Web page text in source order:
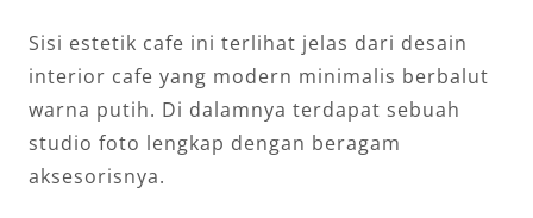
Sisi estetik cafe ini terlihat jelas dari desain
interior cafe yang modern minimalis berbalut
warna putih. Di dalamnya terdapat sebuah
studio foto lengkap dengan beragam
aksesorisnya.